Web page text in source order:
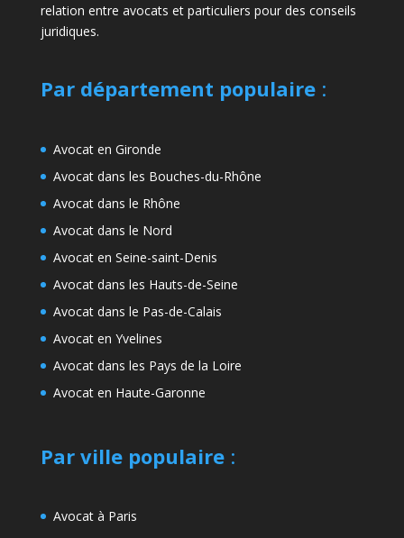
relation entre avocats et particuliers pour des conseils
juridiques.
Par département populaire:
Avocat en Gironde
Avocat dans les Bouches-du-Rhône
Avocat dans le Rhône
Avocat dans le Nord
Avocat en Seine-saint-Denis
Avocat dans les Hauts-de-Seine
Avocat dans le Pas-de-Calais
Avocat en Yvelines
Avocat dans les Pays de la Loire
Avocat en Haute-Garonne
Par ville populaire:
Avocat à Paris